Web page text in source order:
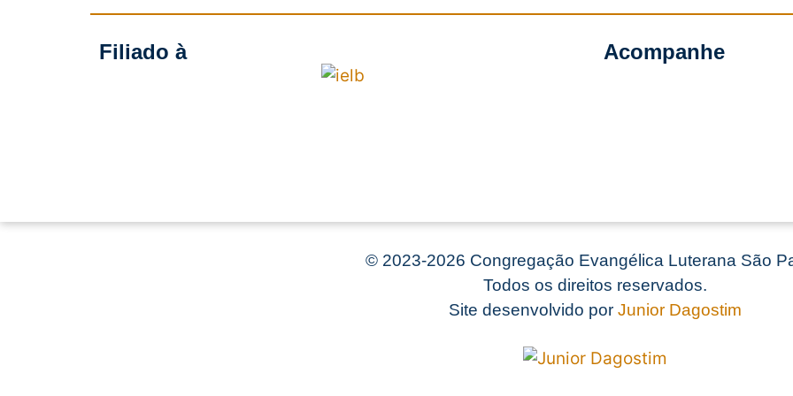
Filiado à Acompanhe
©2023-2026 Congregação Evangélica Luterana São
Todos os direitos reservados.
Site desenvolvido por Junior Dagostim